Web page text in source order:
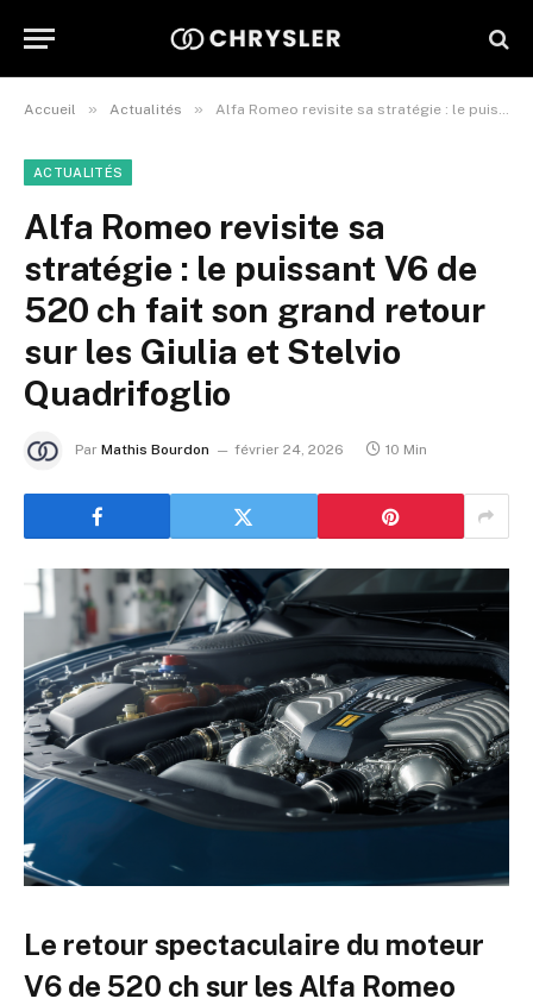
Accueil » Actualités » Alfa Romeo revisite sa stratégie : le puissant V6 de 520 ch fait son grand retour sur les Giulia et Stelvio Quadrifoglio
ACTUALITÉS
Alfa Romeo revisite sa
stratégie : le puissant V6 de
520 ch fait son grand retour
sur les Giulia et Stelvio
Quadrifoglio
Par Mathis Bourdon février 24, 2026 10 Min
Le retour spectaculaire du moteur
V6 de 520 ch sur les Alfa Romeo